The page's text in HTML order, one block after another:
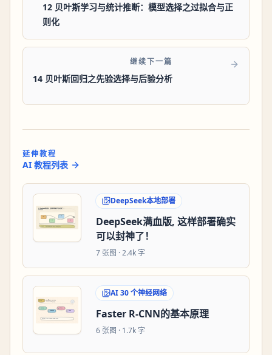
12 贝叶斯学习与统计推断：模型选择之过拟合与正
则化
继续下一篇
14 贝叶斯回归之先验选择与后验分析
延伸教程
AI 教程列表
DeepSeek本地部署
DeepSeek满血版, 这样部署确实
可以封神了！
7 张图 ·2.4k 字
AI 30 个神经网络
Faster R-CNN的基本原理
6 张图 · 1.7k 字